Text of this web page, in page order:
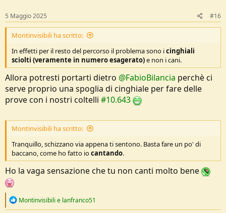
5 Maggio 2025 #16
Montinvisibili ha scritto:
In effetti per il resto del percorso il problema sono icinghiali
sciolti (veramente in numero esagerato)e non i cani.
Allora potresti portarti dietro @FabioBilancia perchè ci
serve proprio una spoglia di cinghiale per fare delle
prove con i nostri coltelli #10.643
Montinvisibili ha scritto:
Tranquillo, schizzano via appena ti sentono. Basta fare un po' di
baccano, come ho fatto iocantando.
Ho la vaga sensazione che tu non canti molto bene
R
Montinvisibili e lanfranco51